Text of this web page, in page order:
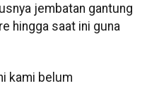
jembatan gantung
hingga saat ini guna
kami belum